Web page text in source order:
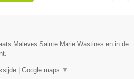
Maleves Sainte Marie Wastines en in de
Google maps ▼